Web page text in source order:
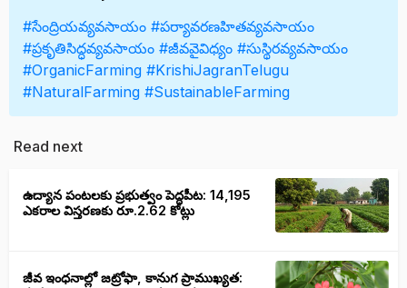
#సేంద్రియవ్యవసాయం #పర్యావరణహితవ్యవసాయం
#ప్రకృతిసిద్ధవ్యవసాయం #జీవవైవిధ్యం #సుస్థిరవ్యవసాయం
#OrganicFarming #KrishiJagranTelugu
#NaturalFarming #SustainableFarming
Read next
ఉద్యాన పంటలకు ప్రభుత్వం పెద్దపీట: 14,195
ఎకరాల విస్తరణకు రూ.2.62 కోట్లు
జీవ ఇంధనాల్లో జట్రోఫా, కానుగ ప్రాముఖ్యత: